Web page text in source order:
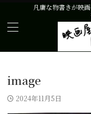
凡庸な物書きが映
image
2024年11月5日